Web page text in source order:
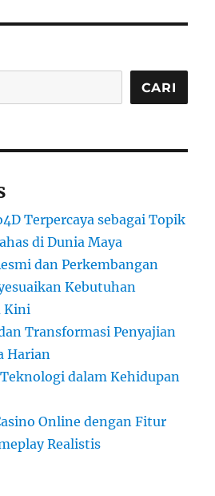
CARI
Terpercaya sebagai Topik
di Dunia Maya
dan Perkembangan
Kebutuhan
Kini
Transformasi Penyajian
Harian
dalam Kehidupan
Online dengan Fitur
Realistis